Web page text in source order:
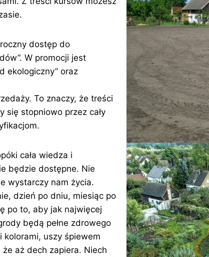
dostęp do
W promocji jest
ekologiczny” oraz
To znaczy, że treści
się stopniowo przez cały
cała wiedza i
będzie dostępne. Nie
wystarczy nam życia.
dzień po dniu, miesiąc po
po to, aby jak najwięcej
będą pełne zdrowego
kolorami, uszy śpiewem
aż dech zapiera. Niech